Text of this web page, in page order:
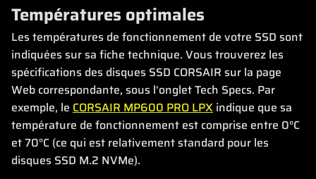
Températures optimales
Les températures de fonctionnement de votre SSD sont
indiquées sur sa fiche technique. Vous trouverez les
spécifications des disques SSD CORSAIR sur la page
Web correspondante, sous l'onglet Tech Specs. Par
exemple, le CORSAIR MP600 PRO LPX indique que sa
température de fonctionnement est comprise entre 0°C
et 70°C (ce qui est relativement standard pour les
disques SSD M.2 NVMe).